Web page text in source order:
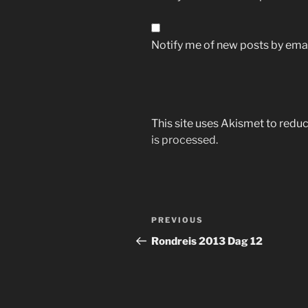
Notify me of new posts by
This site uses Akismet to
is processed.
Post
navigation
Previous
Post
PREVIOUS
Rondreis 2013 Dag 12